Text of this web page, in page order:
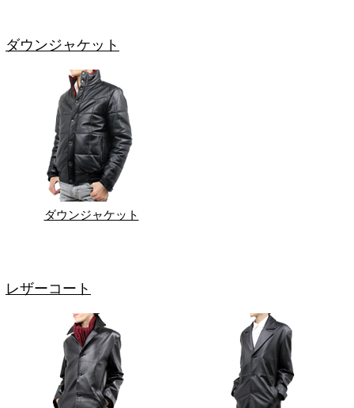
ダウンジャケット
ダウンジャケット
レザーコート